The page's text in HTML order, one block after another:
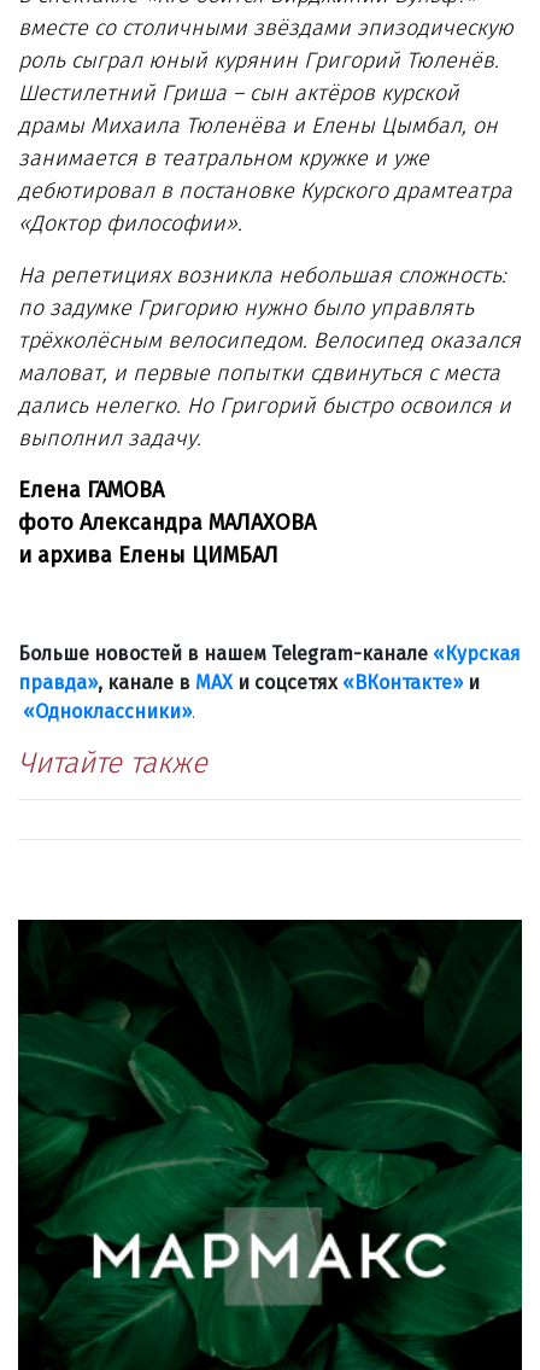
вместе со столичными звёздами эпизодическую
роль сыграл юный курянин Григорий Тюленёв.
Шестилетний Гриша – сын актёров курской
драмы Михаила Тюленёва и Елены Цымбал, он
занимается в театральном кружке и уже
дебютировал в постановке Курского драмтеатра
«Доктор философии».
На репетициях возникла небольшая сложность:
по задумке Григорию нужно было управлять
трёхколёсным велосипедом. Велосипед оказался
маловат, и первые попытки сдвинуться с места
дались нелегко. Но Григорий быстро освоился и
выполнил задачу.
Елена ГАМОВА
фото Александра МАЛАХОВА
и архива Елены ЦИМБАЛ
Больше новостей в нашем Telegram-канале «Курская
правда», канале в МАХи соцсетях «ВКонтакте»и
«Одноклассники».
Читайте также